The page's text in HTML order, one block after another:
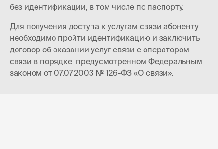
без идентификации, в том числе по паспорту.
Для получения доступа к услугам связи абоненту
необходимо пройти идентификацию и заключить
договор об оказании услуг связи с оператором
связи в порядке, предусмотренном Федеральным
законом от 07.07.2003 № 126-ФЗ «О связи».